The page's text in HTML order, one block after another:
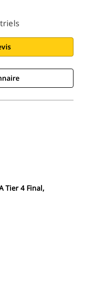
Tier 4 Final,